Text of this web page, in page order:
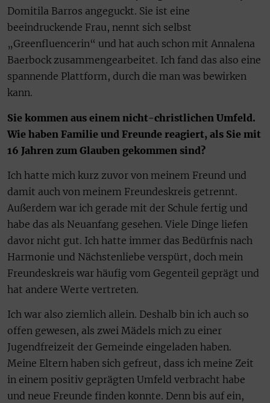
Domitila Barros angeguckt. Sie ist eine
beeindruckende Frau, nennt sich selbst
„Greenfluencerin“ und hat auch schon mit Annalena
Baerbock zusammengearbeitet. Ich fand das also eine
spannende Plattform, durch die man was bewirken
kann.
Sie kommen aus einem nicht-christlichen Umfeld.
Wie haben Familie und Freunde reagiert, als Sie mit
16 Jahren zum Glauben gekommen sind?
Ich hatte mich kurz zuvor von meinem Freund und
damit auch von meinem Freundeskreis getrennt.
Außerdem war ich gerade mit der Schule fertig und
habe das als Neuanfang gesehen. Viele Dinge liefen
davor nicht gut. Ich hatte immer das Bedürfnis nach
Harmonie und Nächstenliebe verspürt, doch mein
Freundeskreis war häufig vom Gegenteil geprägt und
hat andere Werte vertreten.
Ich war also ziemlich allein. Deshalb bin ich auch so
offen gewesen, als zwei Mädels mich zu einer
Jugendfreizeit der Gemeinde eingeladen haben.
Meine Eltern haben sich gefreut, dass ich meine Zeit
in einem positiv geprägten Umfeld verbracht habe
und neue Freunde finden konnte. Denn bis auf ein,